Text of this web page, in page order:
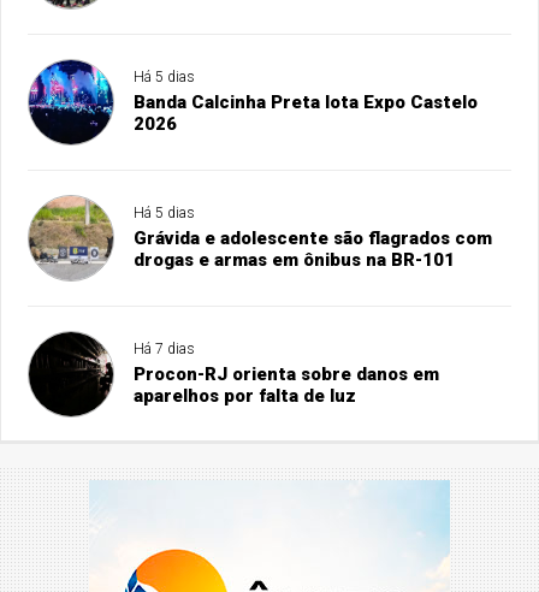
Há 5 dias
Banda Calcinha Preta lota Expo Castelo
2026
Há 5 dias
Grávida e adolescente são flagrados com
drogas e armas em ônibus na BR-101
Há 7 dias
Procon-RJ orienta sobre danos em
aparelhos por falta de luz